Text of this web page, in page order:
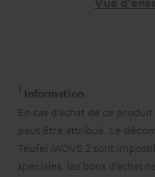
s
à
l
t
i
v
t
1 Information
En cas d’achat de ce
peut être attribué. Le
Teufel MOVE 2 sont
spéciales, les bons d’achat